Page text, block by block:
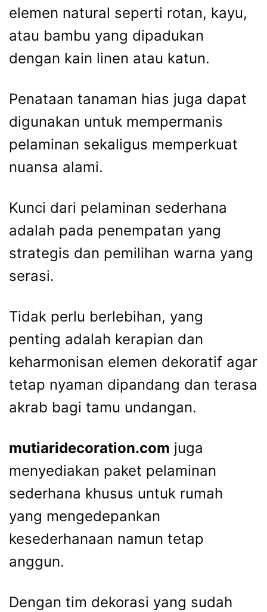
elemen natural seperti rotan, kayu,
atau bambu yang dipadukan
dengan kain linen atau katun.
Penataan tanaman hias juga dapat
digunakan untuk mempermanis
pelaminan sekaligus memperkuat
nuansa alami.
Kunci dari pelaminan sederhana
adalah pada penempatan yang
strategis dan pemilihan warna yang
serasi.
Tidak perlu berlebihan, yang
penting adalah kerapian dan
keharmonisan elemen dekoratif agar
tetap nyaman dipandang dan terasa
akrab bagi tamu undangan.
mutiaridecoration.com juga
menyediakan paket pelaminan
sederhana khusus untuk rumah
yang mengedepankan
kesederhanaan namun tetap
anggun.
Dengan tim dekorasi yang sudah